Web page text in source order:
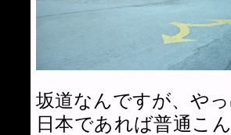
坂道なんですが、や
日本であれば普通こ